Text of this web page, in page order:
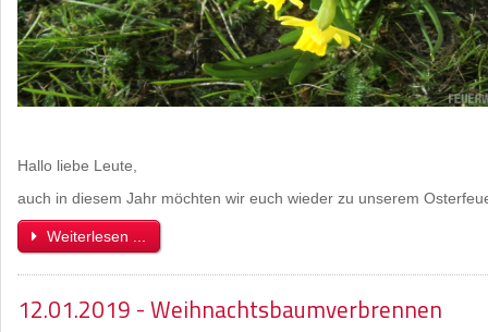
Hallo liebe Leute,
auch in diesem Jahr möchten wir euch wieder zu unserem
Weiterlesen ...
12.01.2019 - Weihnachtsbaumverbrennen